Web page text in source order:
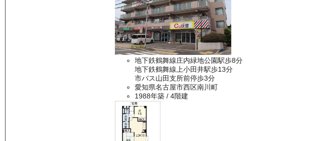
地下鉄鶴舞線庄内緑地公園駅歩8分
地下鉄鶴舞線上小田井駅歩13分
市バス山田支所前停歩3分
愛知県名古屋市西区南川町
1988年築 / 4階建